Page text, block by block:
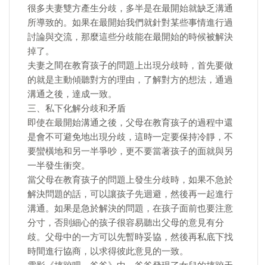
很多夫妻雙方產生分歧，多半是在最開始就缺乏溝通
所導致的。如果在最開始我們就針對某些事情進行過
討論與交流，那麼這些分歧能在最開始的時候被解決
掉了。
夫妻之間在教育孩子的問題上出現分歧時，首先要做
的就是主動傾聽對方的理由，了解對方的想法，通過
溝通之後，達成一致。
三、私下化解分歧和矛盾
即使在最開始溝通之後，父母在教育孩子的過程中還
是會不可避免地出現分歧，這時一定要保持冷靜，不
要蠻橫地和另一半爭吵，更不要當著孩子的面就與另
一半發生衝突。
當父母在教育孩子的問題上發生分歧時，如果不急於
解決問題的話，可以讓孩子先迴避，然後再一起進行
溝通。如果是急於解決的問題，在孩子面前也要注意
分寸，否則細心的孩子很容易聽出父母的意見有分
歧。父母中的一方可以先暫時妥協，然後再私底下找
時間進行協商，以求得彼此意見的一致。